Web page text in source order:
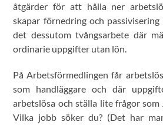
åtgärder för att hålla ner
skapar förnedring och
det dessutom tvångsarbete där
ordinarie uppgifter utan lön.
På Arbetsförmedlingen får
som handläggare och där
arbetslösa och ställa lite frågor som
Vilka jobb söker du? (Det har